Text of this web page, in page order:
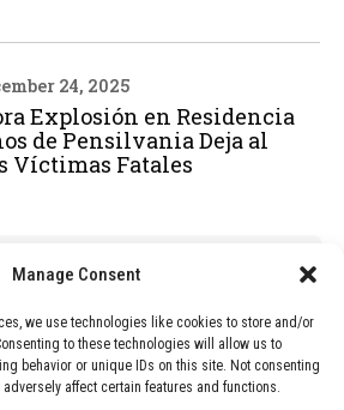
Manage Consent
we use technologies like cookies to store and/or
to these technologies will allow us to
behavior or unique IDs on this site. Not consenting
affect certain features and functions.
24, 2025
Explosión en Residencia
de Pensilvania Deja al
Víctimas Fatales